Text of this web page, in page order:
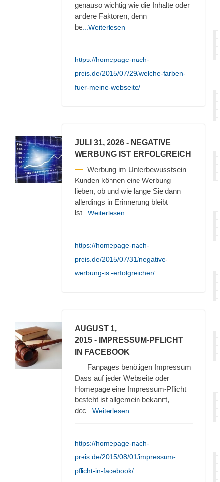
genauso wichtig wie die Inhalte oder
andere Faktoren, denn
be ...Weiterlesen
https://homepage-nach-
preis.de/2015/07/29/welche-farben-
fuer-meine-webseite/
JULI 31, 2026 - NEGATIVE
WERBUNG IST ERFOLGREICH
Werbung im Unterbewusstsein
Kunden können eine Werbung
lieben, ob und wie lange Sie dann
allerdings in Erinnerung bleibt
ist ...Weiterlesen
https://homepage-nach-
preis.de/2015/07/31/negative-
werbung-ist-erfolgreicher/
AUGUST 1,
2015 - IMPRESSUM-PFLICHT
IN FACEBOOK
Fanpages benötigen Impressum
Dass auf jeder Webseite oder
Homepage eine Impressum-Pflicht
besteht ist allgemein bekannt,
doc ...Weiterlesen
https://homepage-nach-
preis.de/2015/08/01/impressum-
pflicht-in-facebook/